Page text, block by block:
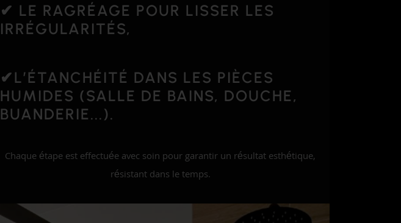
✔ LE RAGRÉAGE POUR LISSER LES
IRRÉGULARITÉS,
✔L’ÉTANCHÉITÉ DANS LES PIÈCES
HUMIDES (SALLE DE BAINS, DOUCHE,
BUANDERIE...).
Chaque étape est effectuée avec soin pour garantir un résultat esthétique,
résistant dans le temps.